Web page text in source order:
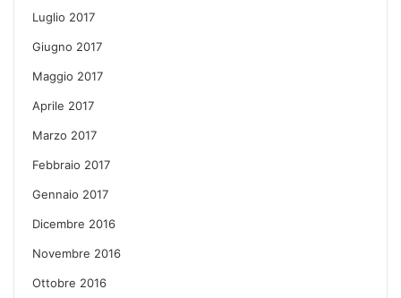
Luglio 2017
Giugno 2017
Maggio 2017
Aprile 2017
Marzo 2017
Febbraio 2017
Gennaio 2017
Dicembre 2016
Novembre 2016
Ottobre 2016